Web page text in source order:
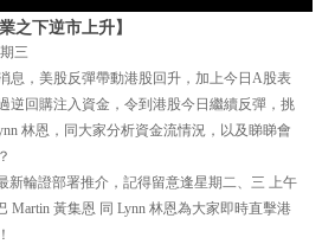
之下逆市上升】
三
息，美股反彈帶動港股回升，加上今日A股表
逆回購注入資金，令到港股今日繼續反彈，挑
林恩，同大家分析資金流情況，以及睇睇會
新輪證部署推介，記得留意逢星期二、三 上午
Martin 黃集恩 同 Lynn 林恩為大家即時直擊港